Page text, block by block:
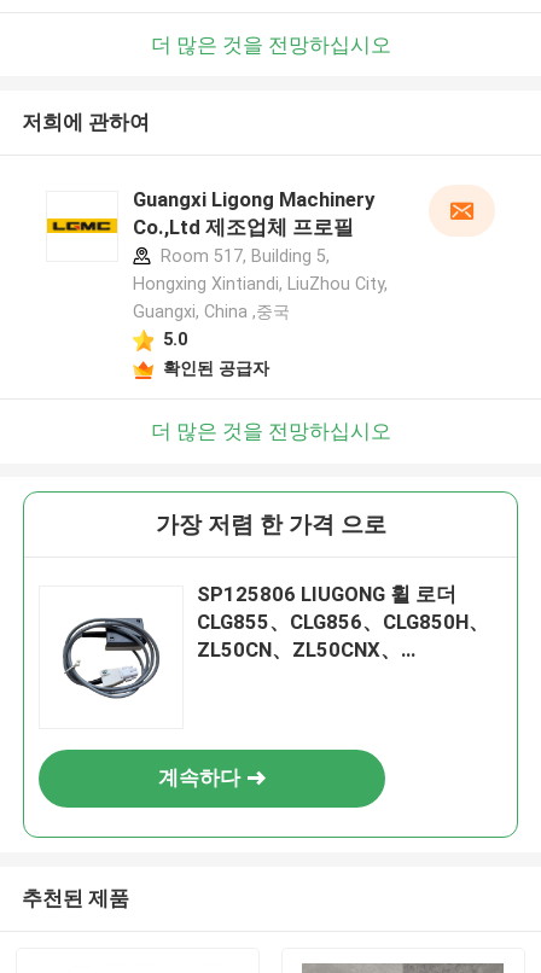
더 많은 것을 전망하십시오
저희에 관하여
Guangxi Ligong Machinery
Co.,Ltd 제조업체 프로필
Room 517, Building 5,
Hongxing Xintiandi, LiuZhou City,
Guangxi, China ,중국
5.0
확인된 공급자
더 많은 것을 전망하십시오
가장 저렴 한 가격 으로
SP125806 LIUGONG 휠 로더
CLG855、CLG856、CLG850H、
ZL50CN、ZL50CNX、
계속하다
추천된 제품